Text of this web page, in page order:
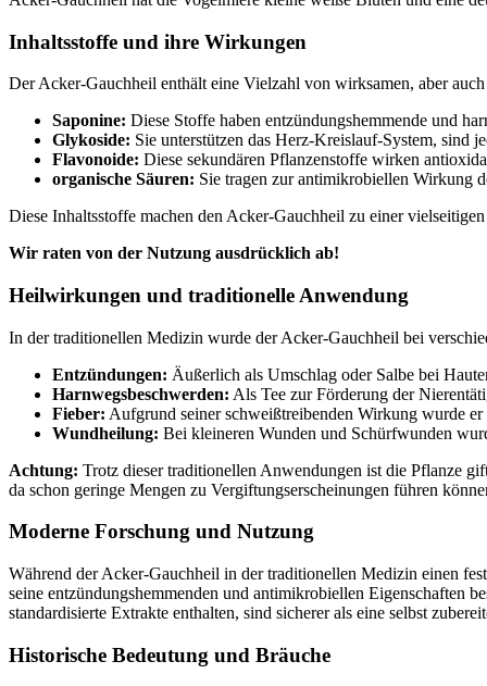
Inhaltsstoffe und ihre Wirkungen
Der Acker-Gauchheil enthält eine Vielzahl von wirksamen, aber
Saponine: Diese Stoffe haben entzündungshemmende und
Glykoside: Sie unterstützen das Herz-Kreislauf-System, sind
Flavonoide: Diese sekundären Pflanzenstoffe wirken
organische Säuren: Sie tragen zur antimikrobiellen Wirkung
Diese Inhaltsstoffe machen den Acker-Gauchheil zu einer
Wir raten von der Nutzung ausdrücklich ab!
Heilwirkungen und traditionelle Anwendung
In der traditionellen Medizin wurde der Acker-Gauchheil bei
Entzündungen: Äußerlich als Umschlag oder Salbe bei
Harnwegsbeschwerden: Als Tee zur Förderung der
Fieber: Aufgrund seiner schweißtreibenden Wirkung wurde
Wundheilung: Bei kleineren Wunden und Schürfwunden
Achtung: Trotz dieser traditionellen Anwendungen ist die Pflanze
da schon geringe Mengen zu Vergiftungserscheinungen führen
Moderne Forschung und Nutzung
Während der Acker-Gauchheil in der traditionellen Medizin einen
seine entzündungshemmenden und antimikrobiellen Eigenschaften
standardisierte Extrakte enthalten, sind sicherer als eine selbst
Historische Bedeutung und Bräuche